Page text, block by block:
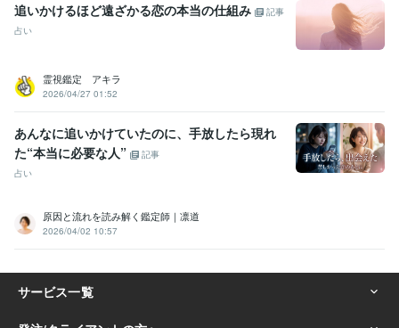
追いかけるほど遠ざかる恋の本当の仕組み
記事
占い
霊視鑑定 アキラ
2026/04/27 01:52
あんなに追いかけていたのに、手放したら現れ
た“本当に必要な人”
記事
占い
原因と流れを読み解く鑑定師｜凛道
2026/04/02 10:57